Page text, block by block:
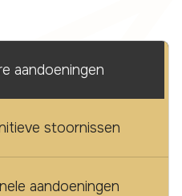
aandoeningen
stoornissen
aandoeningen